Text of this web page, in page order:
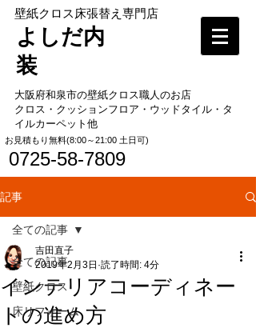
よしだ内
装
0725-58-7809
​お見積もり無料(8:00～21:00 土日可)
​壁紙クロス床張替え専門店
大阪府和泉市の壁紙クロス職人のお店
​クロス・クッションフロア・ウッドタイル・タ
イルカーペット他
記事
全ての記事
壁紙クロス
床リフォーム
全ての記事
インテリアコーディネー
トの進め方
吉田直子
2019年2月3日 読了時間: 4分